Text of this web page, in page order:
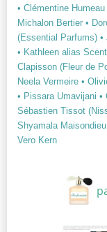
• Clémentine Humeau
Michalon Bertier •
(Essential Parfums) •
• Kathleen alias
Clapisson (Fleur de
Neela Vermeire •
• Pissara Umavijani •
Sébastien Tissot
Shyamala Maisondieu
Vero Kern